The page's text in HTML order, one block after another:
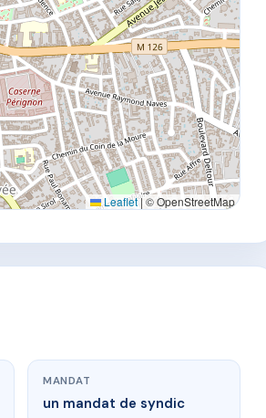
Leaflet|© OpenStreetMap
MANDAT
un mandat de syndic